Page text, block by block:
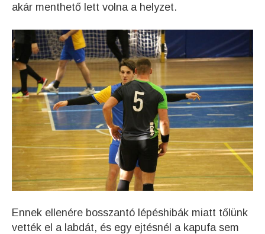
akár menthető lett volna a helyzet.
Ennek ellenére bosszantó lépéshibák miatt tőlünk
vették el a labdát, és egy ejtésnél a kapufa sem